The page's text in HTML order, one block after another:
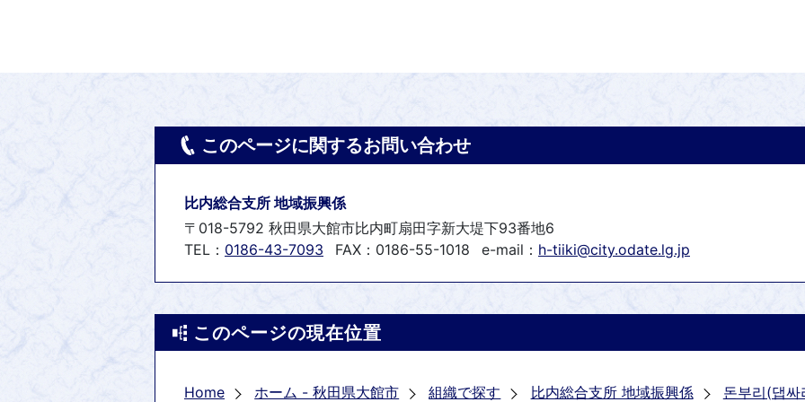
このページに関するお問い合わせ
比内総合支所 地域振興係
〒018-5792 秋田県大館市比内町扇田字新大堤下93番地6
TEL： 0186-43-7093 FAX：0186-55-1018 e-mail： h-tiiki@city.odate.lg.jp
このページの現在位置
Home ホーム - 秋田県大館市 組織で探す 比内総合支所 地域振興係 돈부리(댑싸